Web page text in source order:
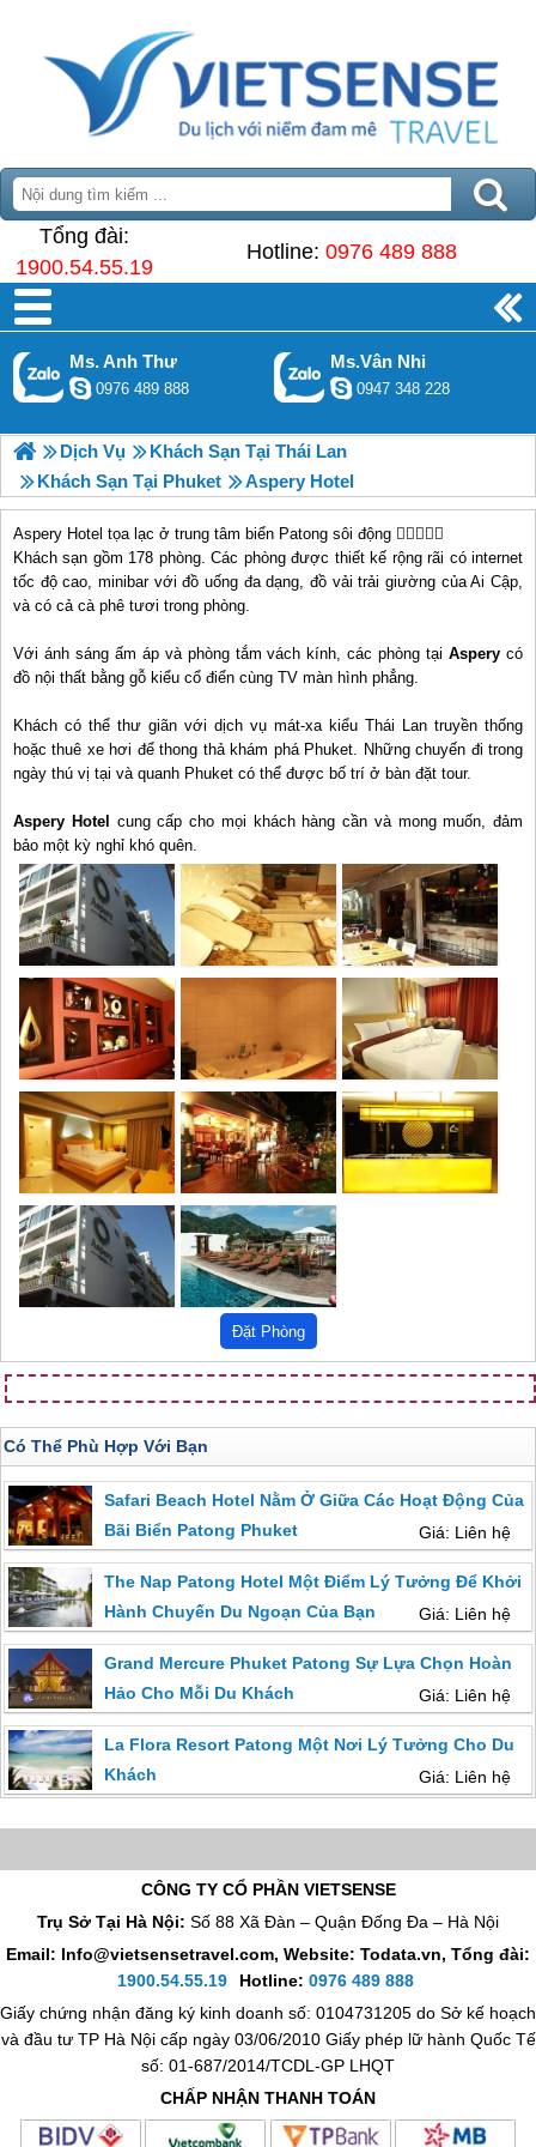
Tổng đài:
1900.54.55.19
Hotline: 0976 489 888
Ms. Anh Thư
0976 489 888
Ms.Vân Nhi
0947 348 228
Dịch Vụ
Khách Sạn Tại Thái Lan
Khách Sạn Tại Phuket
Aspery Hotel
Aspery Hotel tọa lạc ở trung tâm biển Patong sôi động
Khách sạn gồm 178 phòng. Các phòng được thiết kế rộng rãi có internet
tốc độ cao, minibar với đồ uống đa dạng, đồ vải trải giường của Ai Cập,
và có cả cà phê tươi trong phòng.
Với ánh sáng ấm áp và phòng tắm vách kính, các phòng tạiAspery có
đồ nội thất bằng gỗ kiểu cổ điển cùng TV màn hình phẳng.
Khách có thể thư giãn với dịch vụ mát-xa kiểu Thái Lan truyền thống
hoặc thuê xe hơi để thong thả khám phá Phuket. Những chuyến đi trong
ngày thú vị tại và quanh Phuket có thể được bố trí ở bàn đặt tour.
Aspery Hotel
cung cấp cho mọi khách hàng cần và mong muốn, đảm
bảo một kỳ nghỉ khó quên.
Có Thể Phù Hợp Với Bạn
Safari Beach Hotel Nằm Ở Giữa Các Hoạt Động Của
Bãi Biển Patong Phuket
Giá: Liên hệ
The Nap Patong Hotel Một Điểm Lý Tưởng Để Khởi
Hành Chuyến Du Ngoạn Của Bạn
Giá: Liên hệ
Grand Mercure Phuket Patong Sự Lựa Chọn Hoàn
Hảo Cho Mỗi Du Khách
Giá: Liên hệ
La Flora Resort Patong Một Nơi Lý Tưởng Cho Du
Khách
Giá: Liên hệ
CÔNG TY CỔ PHẦN VIETSENSE
Trụ Sở Tại Hà Nội: Số 88 Xã Đàn – Quận Đống Đa – Hà Nội
Email: Info@vietsensetravel.com, Website: Todata.vn, Tổng đài:
1900.54.55.19
Hotline: 0976 489 888
Giấy chứng nhận đăng ký kinh doanh số: 0104731205 do Sở kế hoạch
và đầu tư TP Hà Nội cấp ngày 03/06/2010 Giấy phép lữ hành Quốc Tế
số: 01-687/2014/TCDL-GP LHQT
CHẤP NHẬN THANH TOÁN